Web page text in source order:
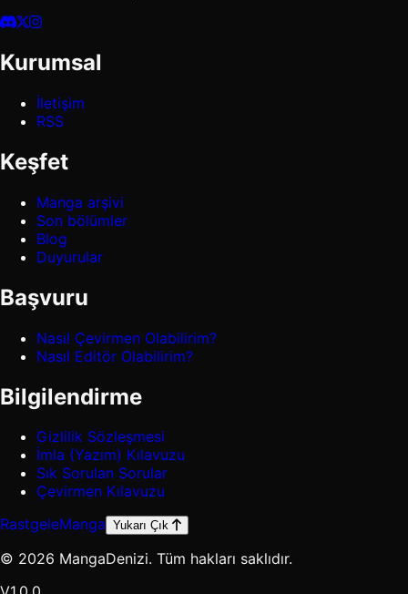
Kurumsal
İletişim
RSS
Keşfet
Manga arşivi
Son bölümler
Blog
Duyurular
Başvuru
Nasıl Çevirmen Olabilirim?
Nasıl Editör Olabilirim?
Bilgilendirme
Gizlilik Sözleşmesi
İmla (Yazım) Kılavuzu
Sık Sorulan Sorular
Çevirmen Kılavuzu
RastgeleManga Yukarı Çık
© 2026 MangaDenizi. Tüm hakları saklıdır.